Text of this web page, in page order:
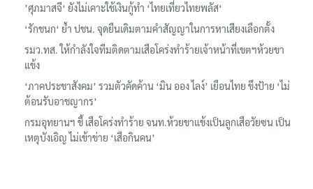
’ศุภมาสจี‘ ยังไม่เคาะใช้เงินกู้ทำ ‘ไทยเที่ยวไทยพลัส‘
‘รักชนก‘ ย้ำ ปชน. จุดยืนเดิมตามคำสัญญาในการหาเสียงเลือกตั้ง
รมว.ทส. ให้กำลังใจทีมติดตามเสือโคร่งทำร้ายเจ้าหน้าที่เขตฯห้วยขา
แข้ง
‘ภาคประชาสังคม’ รวมตัวคัดค้าน ‘มิน ออง ไลง์’ เยือนไทย ขึงป้าย ‘ไม่
ต้อนรับอาชญากร’
กรมอุทยานฯ ชี้ เสือโคร่งทำร้าย จนท.ห้วยขาแข้งเป็นลูกเสือวัยซน เป็น
เหตุบังเอิญ ไม่เข้าข่าย ‘เสือกินคน’